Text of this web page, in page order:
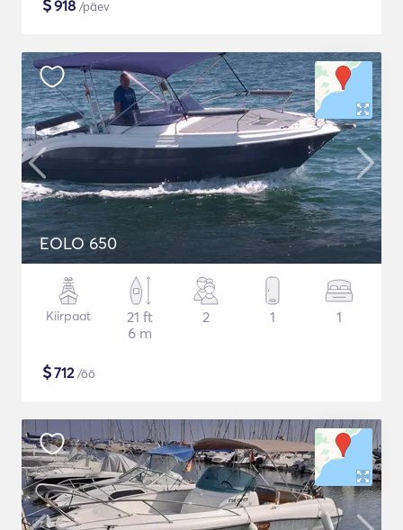
$918 /päev
EOLO 650
Kiirpaat
21 ft
6 m
2 1 1
$712/öö